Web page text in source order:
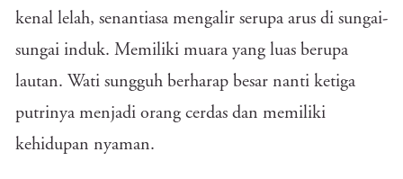
kenal lelah, senantiasa mengalir serupa arus di sungai-
sungai induk. Memiliki muara yang luas berupa
lautan. Wati sungguh berharap besar nanti ketiga
putrinya menjadi orang cerdas dan memiliki
kehidupan nyaman.